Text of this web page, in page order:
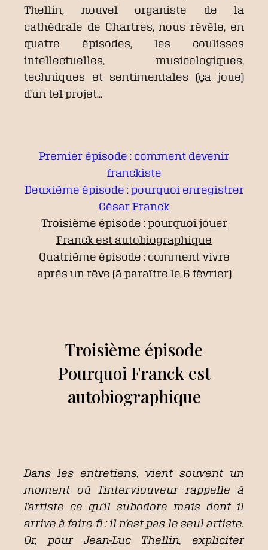
Thellin, nouvel organiste de la
cathédrale de Chartres, nous révèle, en
quatre épisodes, les coulisses
intellectuelles, musicologiques,
techniques et sentimentales (ça joue)
d’un tel projet…
Premier épisode : comment devenir
franckiste
Deuxième épisode : pourquoi enregistrer
César Franck
Troisième épisode : pourquoi jouer
Franck est autobiographique
Quatrième épisode : comment vivre
après un rêve (à paraître le 6 février)
Troisième épisode
Pourquoi Franck est
autobiographique
Dans les entretiens, vient souvent un
moment où l’interviouveur rappelle à
l’artiste ce qu’il subodore mais dont il
arrive à faire fi : il n’est pas le seul artiste.
Or, pour Jean-Luc Thellin, expliciter